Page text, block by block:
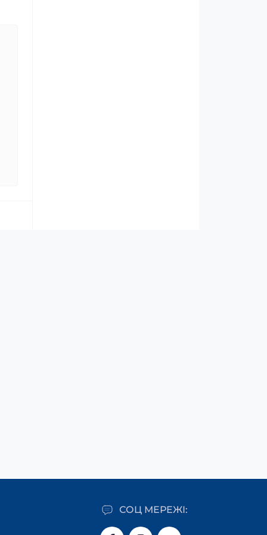
СОЦ МЕРЕЖІ: